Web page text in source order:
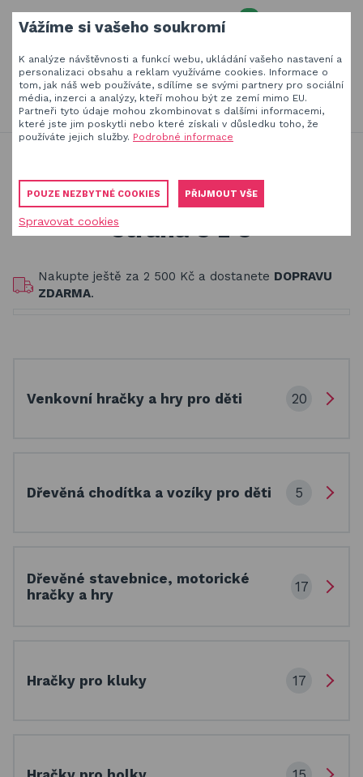
Váš e-mail
Vaše heslo
PŘIHLÁSIT
Zapomenuté heslo
0
+420777 230 065
PO-PÁ 8-18 hod
Slunečníky a stínící technika
Dřevěné hračky pro děti
Stavebnice Qman pro děti
Houpačky a závěsné systémy
Holandský billiard (shuffleboard)
VŠE O NÁKUPU
REALIZACE V ČR
KONTAKT
HLEDAT
Dřevěné hračky pro děti
strana 5 z 5
Nakupte ještě za 2 500 Kč a dostanete DOPRAVU
ZDARMA.
Venkovní hračky a hry pro děti 20
Dřevěná chodítka a vozíky pro děti 5
Dřevěné stavebnice, motorické
hračky a hry
17
Hračky pro kluky 17
Vážíme si vašeho soukromí
K analýze návštěvnosti a funkcí webu, ukládání vašeho nastavení a
personalizaci obsahu a reklam využíváme cookies. Informace o
tom, jak náš web používáte, sdílíme se svými partnery pro sociální
média, inzerci a analýzy, kteří mohou být ze zemí mimo EU.
Partneři tyto údaje mohou zkombinovat s dalšími informacemi,
které jste jim poskytli nebo které získali v důsledku toho, že
používáte jejich služby. Podrobné informace
POUZE NEZBYTNÉ COOKIES PŘIJMOUT VŠE
Spravovat cookies